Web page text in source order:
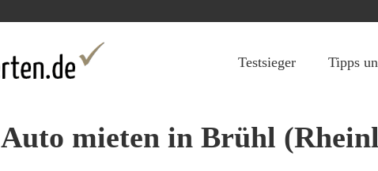
Testsieger Tipps
Auto mieten in Brühl